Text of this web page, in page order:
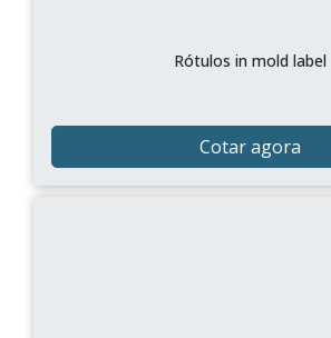
Rótulos in mold label
Cotar agora